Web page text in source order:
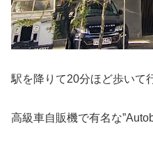
駅を降りて20分ほど歩いて
高級車自販機で有名な